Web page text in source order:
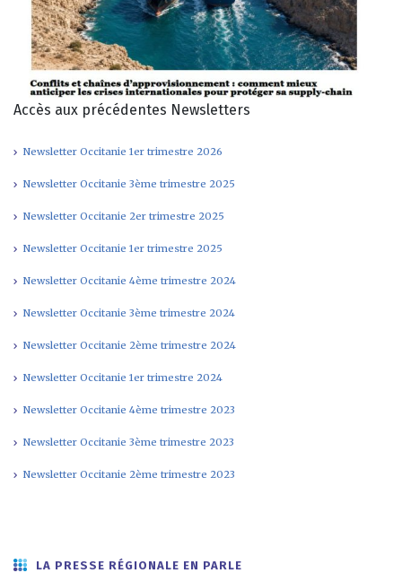
Accès aux précédentes Newsletters
Newsletter Occitanie 1er trimestre 2026
Newsletter Occitanie 3ème trimestre 2025
Newsletter Occitanie 2er trimestre 2025
Newsletter Occitanie 1er trimestre 2025
Newsletter Occitanie 4ème trimestre 2024
Newsletter Occitanie 3ème trimestre 2024
Newsletter Occitanie 2ème trimestre 2024
Newsletter Occitanie 1er trimestre 2024
Newsletter Occitanie 4ème trimestre 2023
Newsletter Occitanie 3ème trimestre 2023
Newsletter Occitanie 2ème trimestre 2023
LA PRESSE RÉGIONALE EN PARLE